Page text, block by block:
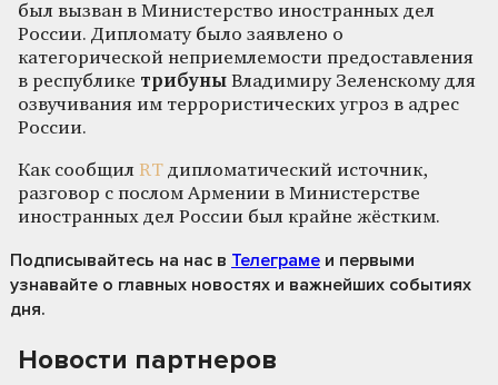
был вызван в Министерство иностранных дел
России. Дипломату было заявлено о
категорической неприемлемости предоставления
в республике трибуны Владимиру Зеленскому для
озвучивания им террористических угроз в адрес
России.
Как сообщил RT дипломатический источник,
разговор с послом Армении в Министерстве
иностранных дел России был крайне жёстким.
Подписывайтесь на нас в Телеграме и первыми
узнавайте о главных новостях и важнейших событиях
дня.
Новости партнеров